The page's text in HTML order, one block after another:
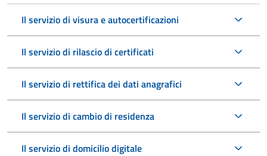
Il servizio di visura e autocertificazioni
Il servizio di rilascio di certificati
Il servizio di rettifica dei dati anagrafici
Il servizio di cambio di residenza
Il servizio di domicilio digitale